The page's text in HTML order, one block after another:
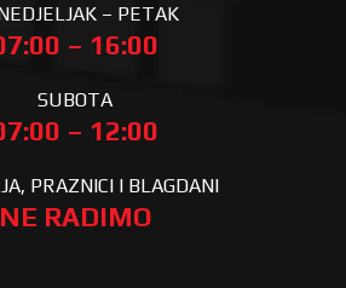
– PETAK
– 16:00
SUBOTA
– 12:00
PRAZNICI I BLAGDANI
NE RADIMO